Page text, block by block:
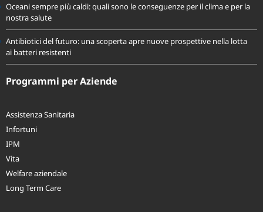
Oceani sempre più caldi: quali sono le conseguenze per il clima e per la
nostra salute
Antibiotici del futuro: una scoperta apre nuove prospettive nella lotta
ai batteri resistenti
Programmi per Aziende
Assistenza Sanitaria
Infortuni
IPM
Vita
Welfare aziendale
Long Term Care